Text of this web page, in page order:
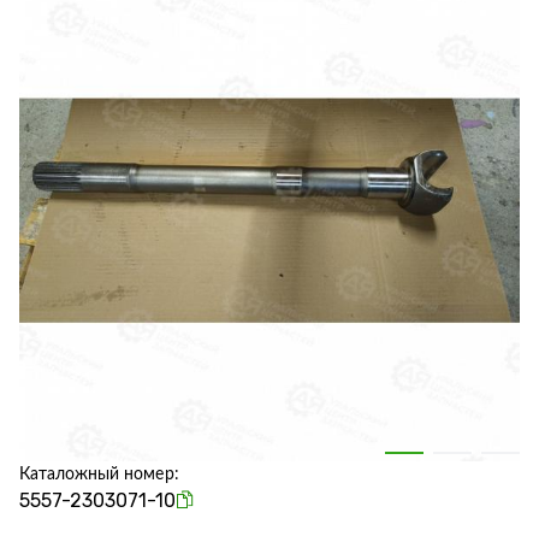
Каталожный номер:
5557-2303071-10